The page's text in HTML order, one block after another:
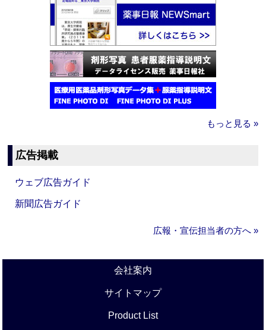
もっと見る »
広告掲載
ウェブ広告ガイド
新聞広告ガイド
広報・宣伝担当者の方へ »
会社案内
サイトマップ
Product List